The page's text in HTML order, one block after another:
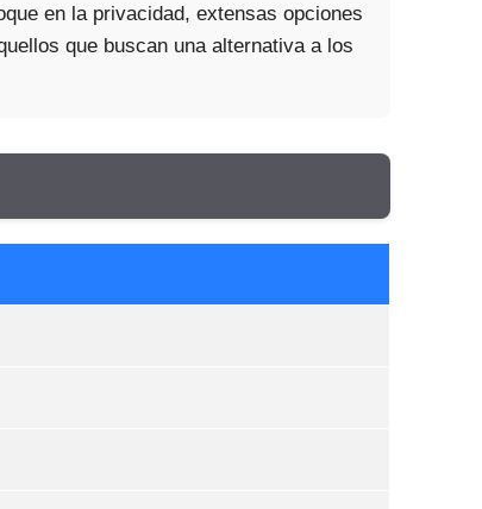
en la privacidad, extensas opciones
que buscan una alternativa a los